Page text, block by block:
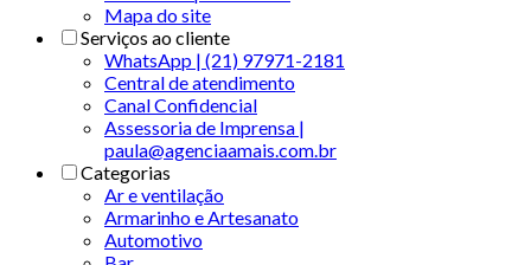
Mapa do site
Serviços ao cliente
WhatsApp | (21) 97971-2181
Central de atendimento
Canal Confidencial
Assessoria de Imprensa |
paula@agenciaamais.com.br
Categorias
Ar e ventilação
Armarinho e Artesanato
Automotivo